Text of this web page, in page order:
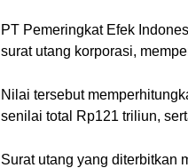
PT Pemeringkat Efek
surat utang korporasi,
Nilai tersebut
senilai total Rp121 triliun,
Surat utang yang diterbitkan